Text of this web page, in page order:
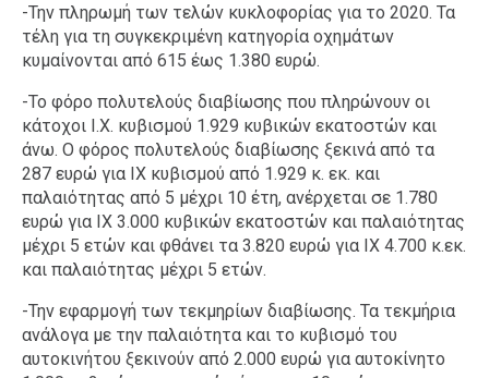
-Την πληρωμή των τελών κυκλοφορίας για το 2020. Τα
τέλη για τη συγκεκριμένη κατηγορία οχημάτων
κυμαίνονται από 615 έως 1.380 ευρώ.
-Το φόρο πολυτελούς διαβίωσης που πληρώνουν οι
κάτοχοι Ι.Χ. κυβισμού 1.929 κυβικών εκατοστών και
άνω. Ο φόρος πολυτελούς διαβίωσης ξεκινά από τα
287 ευρώ για ΙΧ κυβισμού από 1.929 κ. εκ. και
παλαιότητας από 5 μέχρι 10 έτη, ανέρχεται σε 1.780
ευρώ για ΙΧ 3.000 κυβικών εκατοστών και παλαιότητας
μέχρι 5 ετών και φθάνει τα 3.820 ευρώ για ΙΧ 4.700 κ.εκ.
και παλαιότητας μέχρι 5 ετών.
-Την εφαρμογή των τεκμηρίων διαβίωσης. Τα τεκμήρια
ανάλογα με την παλαιότητα και το κυβισμό του
αυτοκινήτου ξεκινούν από 2.000 ευρώ για αυτοκίνητο